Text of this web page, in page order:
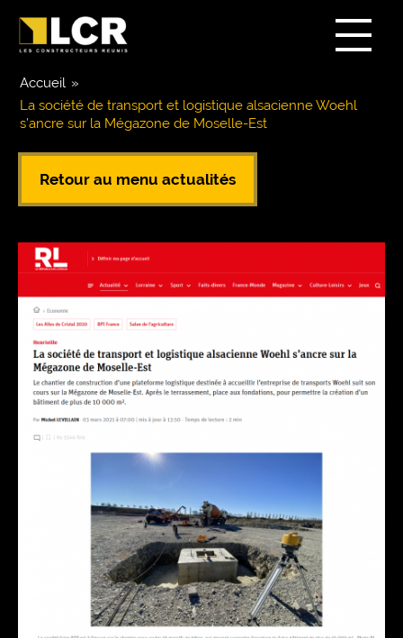
Accueil »
La société de transport et logistique alsacienne Woehl
s’ancre sur la Mégazone de Moselle-Est
Retour au menu actualités